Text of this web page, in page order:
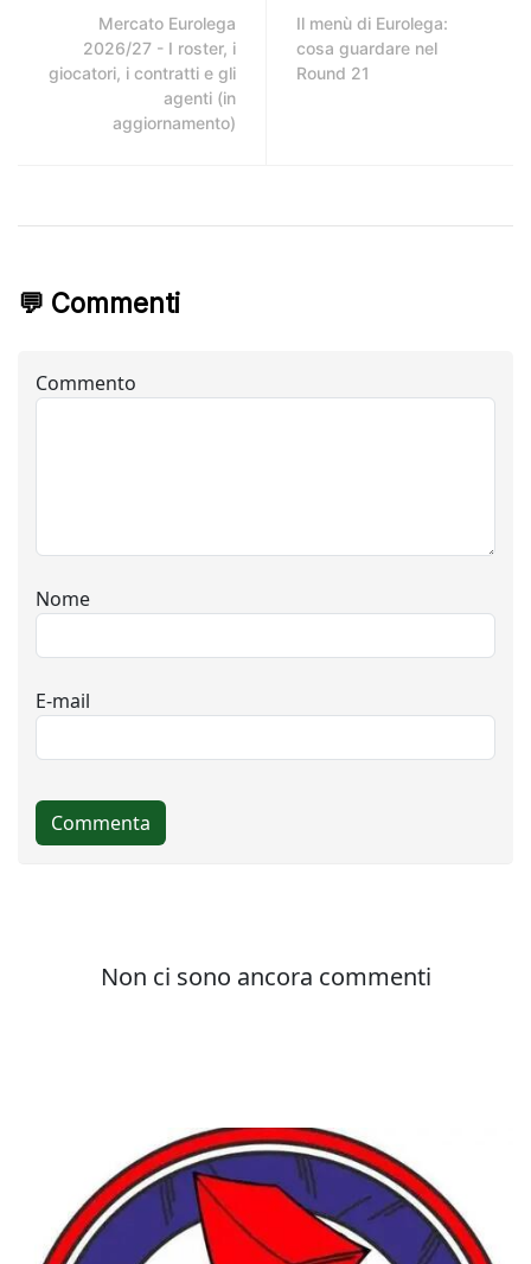
Mercato Eurolega
2026/27 - I roster, i
giocatori, i contratti e gli
agenti (in
aggiornamento)
Il menù di Eurolega:
cosa guardare nel
Round 21
💬 Commenti